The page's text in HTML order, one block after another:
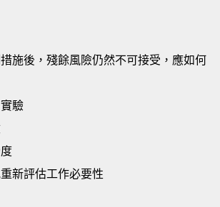
施後，殘餘風險仍然不可接受，應如何
驗
新評估工作必要性